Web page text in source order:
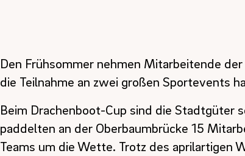
Den Frühsommer nehmen Mitarbeitende
die Teilnahme an zwei großen Sportevents
Beim Drachenboot-Cup sind die Stadtgüter
paddelten an der Oberbaumbrücke 15
Teams um die Wette. Trotz des aprilartigen